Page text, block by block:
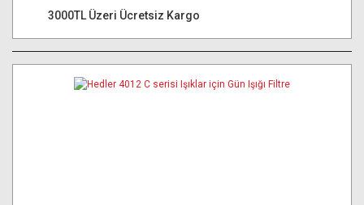
3000TL Üzeri Ücretsiz Kargo